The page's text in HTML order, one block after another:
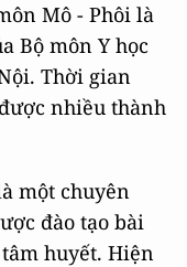
Mô - Phôi là
Bộ môn Y học
Thời gian
nhiều thành
một chuyên
đào tạo bài
huyết. Hiện